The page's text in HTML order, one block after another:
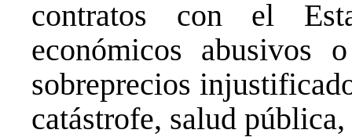
contratos con el
económicos abusivos
sobreprecios
catástrofe, salud